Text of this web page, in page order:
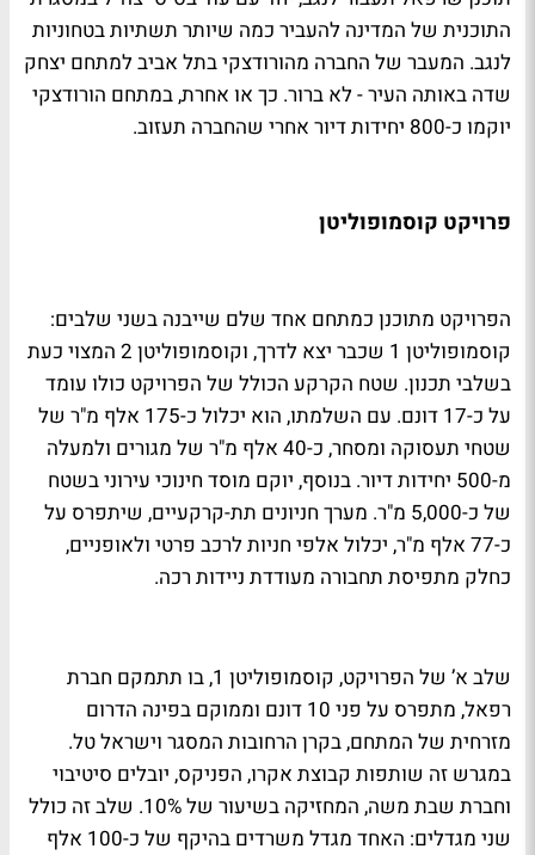
התוכנית של המדינה להעביר כמה שיותר תשתיות בטחוניות
לנגב. המעבר של החברה מהורודצקי בתל אביב למתחם יצחק
שדה באותה העיר - לא ברור. כך או אחרת, במתחם הורודצקי
יוקמו כ-800 יחידות דיור אחרי שהחברה תעזוב.
פרויקט קוסמופוליטן
הפרויקט מתוכנן כמתחם אחד שלם שייבנה בשני שלבים:
קוסמופוליטן 1 שכבר יצא לדרך, וקוסמופוליטן 2 המצוי כעת
בשלבי תכנון. שטח הקרקע הכולל של הפרויקט כולו עומד
על כ-17 דונם. עם השלמתו, הוא יכלול כ-175 אלף מ"ר של
שטחי תעסוקה ומסחר, כ-40 אלף מ"ר של מגורים ולמעלה
מ-500 יחידות דיור. בנוסף, יוקם מוסד חינוכי עירוני בשטח
של כ-5,000 מ"ר. מערך חניונים תת-קרקעיים, שיתפרס על
כ-77 אלף מ"ר, יכלול אלפי חניות לרכב פרטי ולאופניים,
כחלק מתפיסת תחבורה מעודדת ניידות רכה.
שלב א’ של הפרויקט, קוסמופוליטן 1, בו תתמקם חברת
רפאל, מתפרס על פני 10 דונם וממוקם בפינה הדרום
מזרחית של המתחם, בקרן הרחובות המסגר וישראל טל.
במגרש זה שותפות קבוצת אקרו, הפניקס, יובלים סיטיבוי
וחברת שבת משה, המחזיקה בשיעור של 10%. שלב זה כולל
שני מגדלים: האחד מגדל משרדים בהיקף של כ-100 אלף